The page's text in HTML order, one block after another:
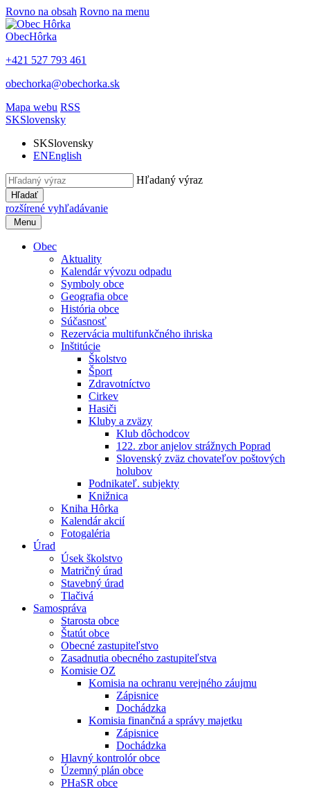
Rovno na obsah Rovno na menu
ObecHôrka
+421 527 793 461
obechorka@obechorka.sk
Mapa webu RSS
SKSlovensky
SKSlovensky
ENEnglish
Hľadaný výraz
Hľadať
rozšírené vyhľadávanie
Menu
Obec
Aktuality
Kalendár vývozu odpadu
Symboly obce
Geografia obce
História obce
Súčasnosť
Rezervácia multifunkčného ihriska
Inštitúcie
Školstvo
Šport
Zdravotníctvo
Cirkev
Hasiči
Kluby a zväzy
Klub dôchodcov
122. zbor anjelov strážnych Poprad
Slovenský zväz chovateľov poštových
holubov
Podnikateľ. subjekty
Knižnica
Kniha Hôrka
Kalendár akcií
Fotogaléria
Úrad
Úsek školstvo
Matričný úrad
Stavebný úrad
Tlačivá
Samospráva
Starosta obce
Štatút obce
Obecné zastupiteľstvo
Zasadnutia obecného zastupiteľstva
Komisie OZ
Komisia na ochranu verejného záujmu
Zápisnice
Dochádzka
Komisia finančná a správy majetku
Zápisnice
Dochádzka
Hlavný kontrolór obce
Územný plán obce
PHaSR obce